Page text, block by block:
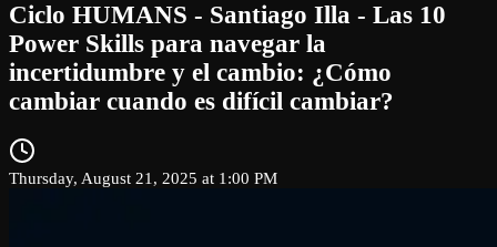
Ciclo HUMANS - Santiago Illa - Las 10
Power Skills para navegar la
incertidumbre y el cambio: ¿Cómo
cambiar cuando es difícil cambiar?
Thursday, August 21, 2025 at 1:00 PM